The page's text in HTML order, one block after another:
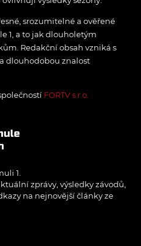
srozumitelné a ověřené
1, a to jak dlouholetým
Redakční obsah vzniká s
dlouhodobou znalost
FORTV s.r.o.
1.
zprávy, výsledky závodů,
na nejnovější články ze